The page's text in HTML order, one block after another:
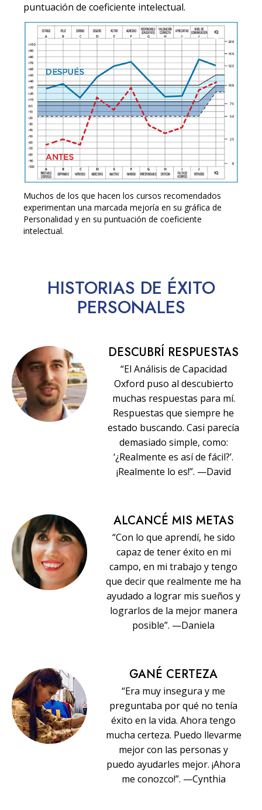
puntuación de coeficiente intelectual.
Muchos de los que hacen los cursos recomendados
experimentan una marcada mejoría en su gráfica de
Personalidad y en su puntuación de coeficiente
intelectual.
HISTORIAS DE ÉXITO
PERSONALES
DESCUBRÍ RESPUESTAS
“El Análisis de Capacidad
Oxford puso al descubierto
muchas respuestas para mí.
Respuestas que siempre he
estado buscando. Casi parecía
demasiado simple, como:
‘¿Realmente es así de fácil?’.
¡Realmente lo es!”. —David
ALCANCÉ MIS METAS
“Con lo que aprendí, he sido
capaz de tener éxito en mi
campo, en mi trabajo y tengo
que decir que realmente me ha
ayudado a lograr mis sueños y
lograrlos de la mejor manera
posible”. —Daniela
GANÉ CERTEZA
“Era muy insegura y me
preguntaba por qué no tenía
éxito en la vida. Ahora tengo
mucha certeza. Puedo llevarme
mejor con las personas y
puedo ayudarles mejor. ¡Ahora
me conozco!”. —Cynthia